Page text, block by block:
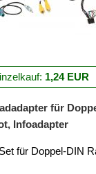
1,24 EUR
für
Infoadapter
für Doppel-DIN